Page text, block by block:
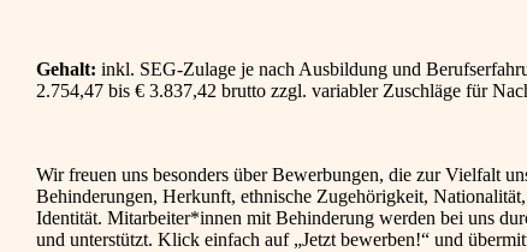
Gehalt: inkl. SEG-Zulage je nach Ausbildung und
2.754,47 bis € 3.837,42 brutto zzgl. variabler Zuschläge für
Wir freuen uns besonders über Bewerbungen, die zur Vielfalt
Behinderungen, Herkunft, ethnische Zugehörigkeit,
Identität. Mitarbeiter*innen mit Behinderung werden bei uns
und unterstützt. Klick einfach auf „Jetzt bewerben!“ und